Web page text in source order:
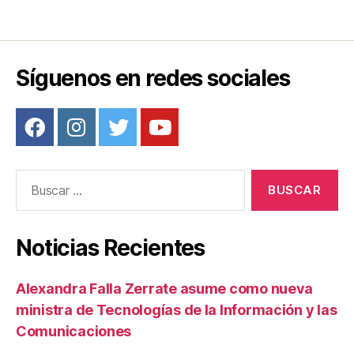
o
k
tir
Síguenos en redes sociales
Noticias Recientes
Alexandra Falla Zerrate asume como nueva
ministra de Tecnologías de la Información y las
Comunicaciones